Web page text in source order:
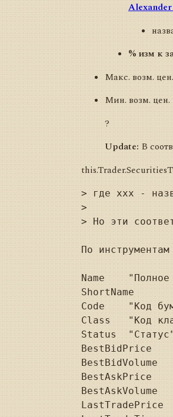
% изм к
Макс. возм. цен.
Мин. возм. цен.
?
Update: В
> где xxx -
>
> Но эти
По
Name	"Полное название бумаги"	typeof(string));
ShortName	"Краткое название бумаги"	typeof(string));
Code	"Код бумаги"	typeof(string));
Class	"Код класса"	typeof(string));
Status	"Статус"	typeof(string));
BestBidPrice	"Лучшая цена спроса"	typeof(decimal));
BestBidVolume	"Спрос по лучшей цене"	typeof(decimal));
BestAskPrice	"Лучшая цена предложения"	typeof(decimal));
BestAskVolume	"Предложение по лучшей цене"	typeof(decimal));
LastTradePrice	"Цена последней сделки"	typeof(decimal));